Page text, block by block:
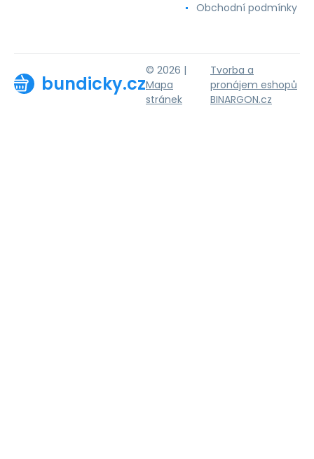
Obchodní podmínky
bundicky.cz
© 2026 |
Mapa
stránek
Tvorba a
pronájem eshopů
BINARGON.cz